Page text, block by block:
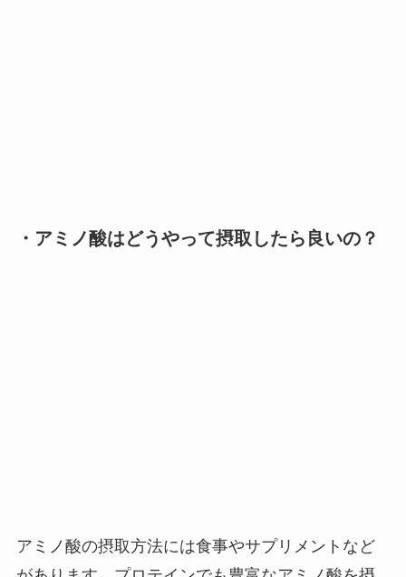
・アミノ酸はどうやって摂取したら良いの？
アミノ酸の摂取方法には食事やサプリメントなど